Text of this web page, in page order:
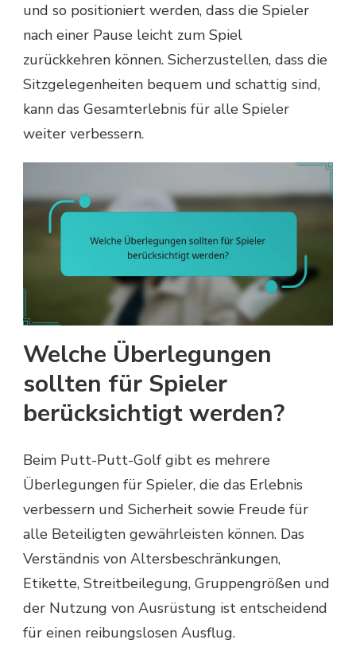
und so positioniert werden, dass die Spieler
nach einer Pause leicht zum Spiel
zurückkehren können. Sicherzustellen, dass die
Sitzgelegenheiten bequem und schattig sind,
kann das Gesamterlebnis für alle Spieler
weiter verbessern.
Welche Überlegungen
sollten für Spieler
berücksichtigt werden?
Beim Putt-Putt-Golf gibt es mehrere
Überlegungen für Spieler, die das Erlebnis
verbessern und Sicherheit sowie Freude für
alle Beteiligten gewährleisten können. Das
Verständnis von Altersbeschränkungen,
Etikette, Streitbeilegung, Gruppengrößen und
der Nutzung von Ausrüstung ist entscheidend
für einen reibungslosen Ausflug.